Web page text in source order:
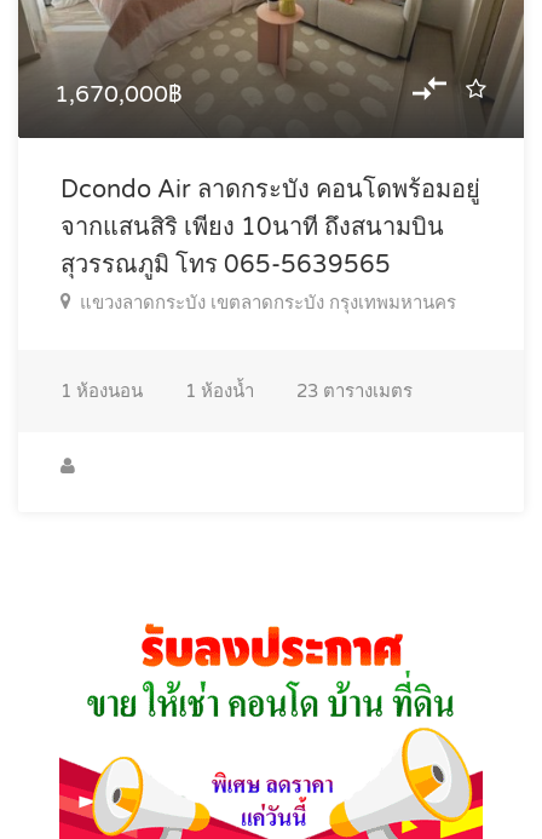
1,670,000฿
Dcondo Air ลาดกระบัง คอนโดพร้อมอยู่
จากแสนสิริ เพียง 10นาที ถึงสนามบิน
สุวรรณภูมิ โทร 065-5639565
แขวงลาดกระบัง เขตลาดกระบัง กรุงเทพมหานคร
1 ห้องนอน 1 ห้องน้ำ 23 ตารางเมตร